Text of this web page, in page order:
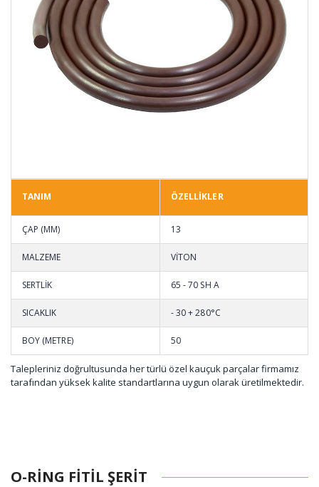
TANIM ÖZELLİKLER
ÇAP (MM) 13
MALZEME VİTON
SERTLİK 65 - 70 SH A
SICAKLIK - 30 + 280°C
BOY (METRE) 50
Talepleriniz doğrultusunda her türlü özel kauçuk parçalar firmamız
tarafından yüksek kalite standartlarına uygun olarak üretilmektedir.
O-RING FITIL ŞERIT